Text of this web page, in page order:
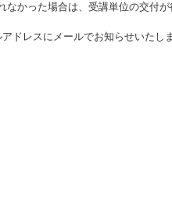
かった場合は、受講単位の交付
ドレスにメールでお知らせいたし